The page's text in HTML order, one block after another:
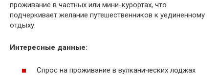
проживание в частных или мини-курортах, что
подчеркивает желание путешественников к уединенному
отдыху.
Интересные данные:
Спрос на проживание в вулканических лоджах